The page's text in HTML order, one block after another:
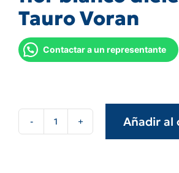
Tauro Voran
Contactar a un representante
Zapato
Añadir al